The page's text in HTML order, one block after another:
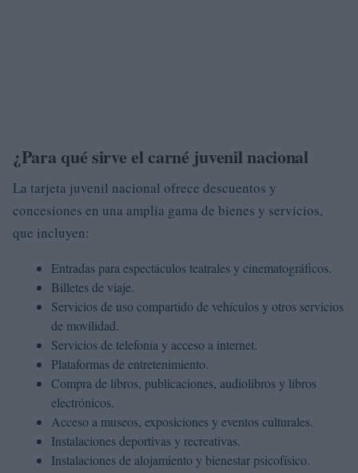
¿Para qué sirve el carné juvenil nacional
La tarjeta juvenil nacional ofrece descuentos y
concesiones en una amplia gama de bienes y servicios,
que incluyen:
Entradas para espectáculos teatrales y cinematográficos.
Billetes de viaje.
Servicios de uso compartido de vehículos y otros servicios
de movilidad.
Servicios de telefonía y acceso a internet.
Plataformas de entretenimiento.
Compra de libros, publicaciones, audiolibros y libros
electrónicos.
Acceso a museos, exposiciones y eventos culturales.
Instalaciones deportivas y recreativas.
Instalaciones de alojamiento y bienestar psicofísico.